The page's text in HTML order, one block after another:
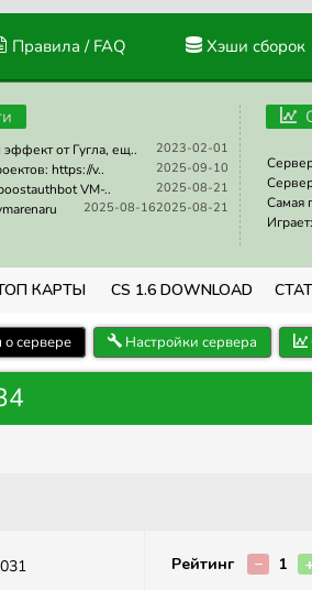
Правила / FAQ Хэши сборок
2023-02-01
от Гугла, ещ..
2025-09-10
https://v..
2025-08-21
VM-..
2025-08-21
2025-08-16
Самая
Играет:
КАРТЫ CS 1.6 DOWNLOAD
сервере Настройки сервера
Рейтинг − 1